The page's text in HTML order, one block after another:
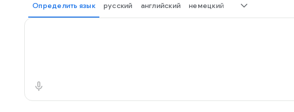
Определить язык русский английский немецкий
Исходный текст